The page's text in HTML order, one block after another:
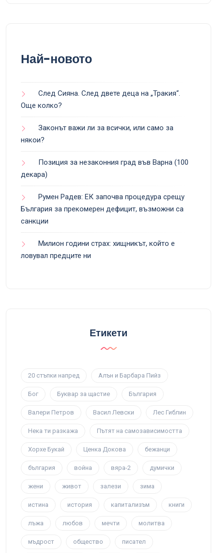
Най-новото
След Сияна. След двете деца на „Тракия“.
Още колко?
Законът важи ли за всички, или само за
някои?
Позиция за незаконния град във Варна (100
декара)
Румен Радев: ЕК започва процедура срещу
България за прекомерен дефицит, възможни са
санкции
Милион години страх: хищникът, който е
ловувал предците ни
Етикети
20 стъпки напред Алън и Барбара Пийз
Бог Буквар за щастие България
Валери Петров Васил Левски Лес Гиблин
Нека ти разкажа Пътят на самозависимостта
Хорхе Букай Ценка Докова бежанци
българия война вяра-2 думички
жени живот залези зима
истина история капитализъм книги
лъжа любов мечти молитва
мъдрост общество писател